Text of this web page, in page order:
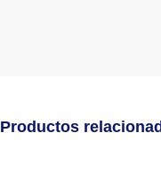
Productos